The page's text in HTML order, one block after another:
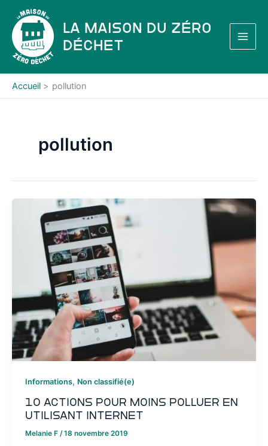
contenu
La Maison du Zéro
Déchet
Accueil pollution
pollution
Informations, Non classifié(e)
10 actions pour moins polluer en
utilisant Internet
Melanie F /18 novembre 2019